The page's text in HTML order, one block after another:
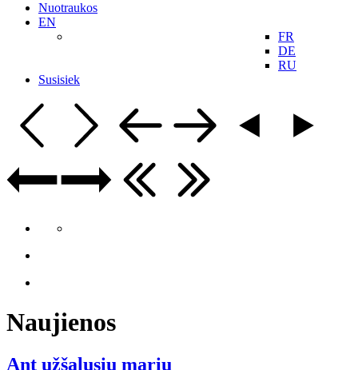
Nuotraukos
EN
FR
DE
RU
Susisiek
Naujienos
Ant užšalusių marių